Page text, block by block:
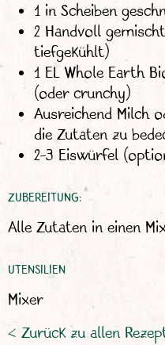
1 in Scheiben
2 Handvoll
tiefgekühlt)
1 EL Whole Earth
(oder crunchy)
Ausreichend Milch
die Zutaten zu
2–3 Eiswürfel
ZUBEREITUNG:
Alle Zutaten in einen
UTENSILIEN
Mixer
< Zurück zu allen